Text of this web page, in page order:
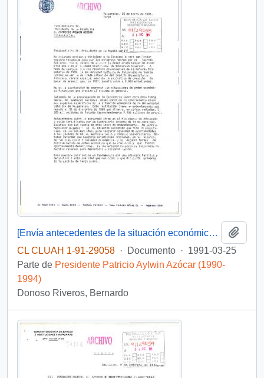
[Envía antecedentes de la situación económica de la Universidad Católica de Valparaíso]
CL CLUAH 1-91-29058 · Documento · 1991-03-25
Parte de Presidente Patricio Aylwin Azócar (1990-
1994)
Donoso Riveros, Bernardo